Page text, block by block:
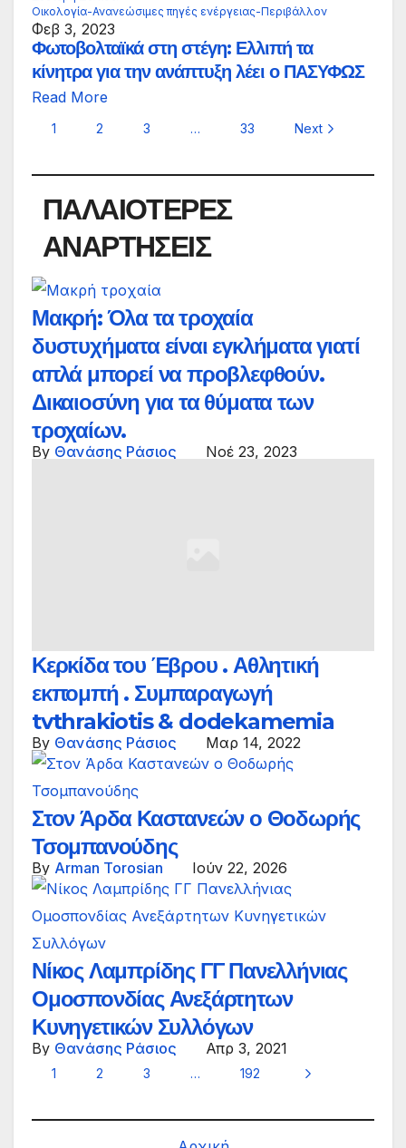
Οικολογία-Ανανεώσιμες πηγές ενέργειας-Περιβάλλον
Φεβ 3, 2023
Φωτοβολταϊκά στη στέγη: Ελλιπή τα
κίνητρα για την ανάπτυξη λέει ο ΠΑΣΥΦΩΣ
Read More
1 2 3 … 33 Next
ΠΑΛΑΙΟΤΕΡΕΣ
ΑΝΑΡΤΗΣΕΙΣ
Μακρή: Όλα τα τροχαία
δυστυχήματα είναι εγκλήματα γιατί
απλά μπορεί να προβλεφθούν.
Δικαιοσύνη για τα θύματα των
τροχαίων.
By Θανάσης Ράσιος Νοέ 23, 2023
Κερκίδα του Έβρου . Αθλητική
εκπομπή . Συμπαραγωγή
tvthrakiotis & dodekamemia
By Θανάσης Ράσιος Μαρ 14, 2022
Στον Άρδα Καστανεών ο Θοδωρής
Τσομπανούδης
By Arman Torosian Ιούν 22, 2026
Νίκος Λαμπρίδης ΓΓ Πανελλήνιας
Ομοσπονδίας Ανεξάρτητων
Κυνηγετικών Συλλόγων
By Θανάσης Ράσιος Απρ 3, 2021
1 2 3 … 192